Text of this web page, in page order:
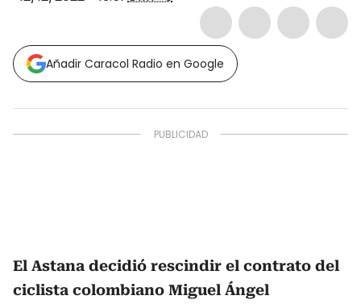
Añadir Caracol Radio en Google
El Astana decidió rescindir el contrato del
ciclista colombiano Miguel Ángel